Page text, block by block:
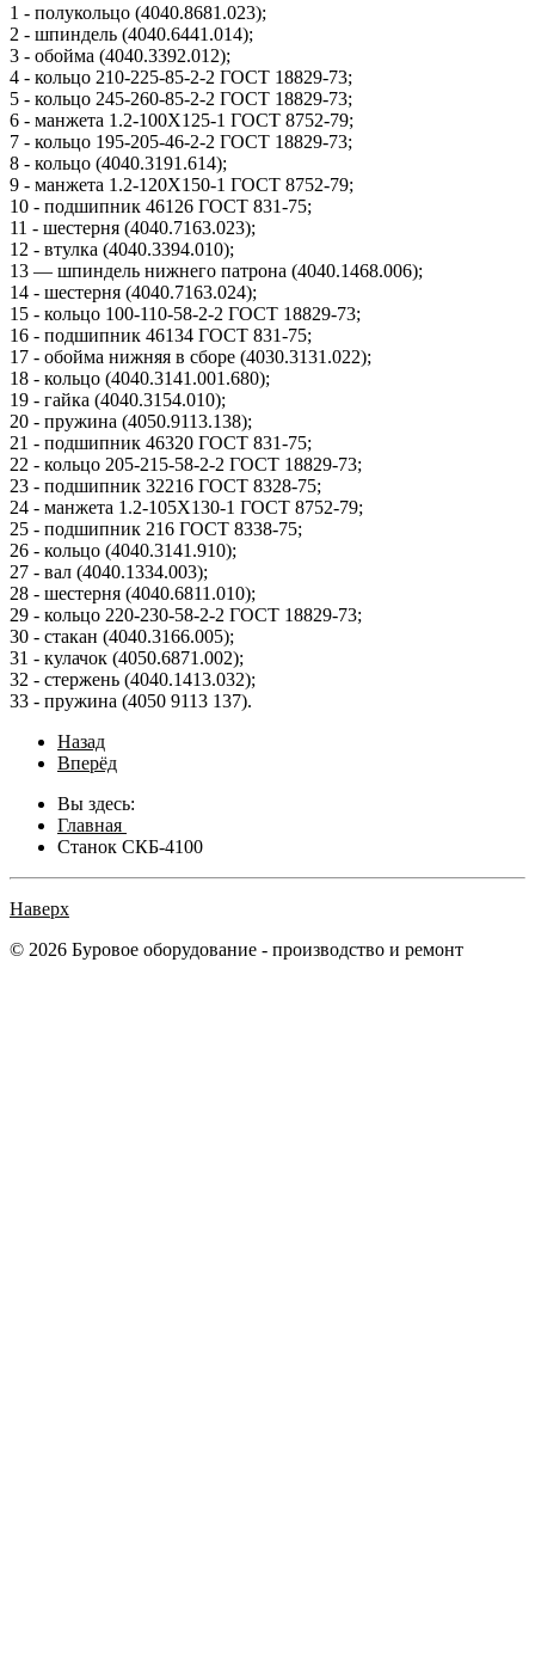
1 - полукольцо (4040.8681.023);
2 - шпиндель (4040.6441.014);
3 - обойма (4040.3392.012);
4 - кольцо 210-225-85-2-2 ГОСТ 18829-73;
5 - кольцо 245-260-85-2-2 ГОСТ 18829-73;
6 - манжета 1.2-100X125-1 ГОСТ 8752-79;
7 - кольцо 195-205-46-2-2 ГОСТ 18829-73;
8 - кольцо (4040.3191.614);
9 - манжета 1.2-120X150-1 ГОСТ 8752-79;
10 - подшипник 46126 ГОСТ 831-75;
11 - шестерня (4040.7163.023);
12 - втулка (4040.3394.010);
13 — шпиндель нижнего патрона (4040.1468.006);
14 - шестерня (4040.7163.024);
15 - кольцо 100-110-58-2-2 ГОСТ 18829-73;
16 - подшипник 46134 ГОСТ 831-75;
17 - обойма нижняя в сборе (4030.3131.022);
18 - кольцо (4040.3141.001.680);
19 - гайка (4040.3154.010);
20 - пружина (4050.9113.138);
21 - подшипник 46320 ГОСТ 831-75;
22 - кольцо 205-215-58-2-2 ГОСТ 18829-73;
23 - подшипник 32216 ГОСТ 8328-75;
24 - манжета 1.2-105X130-1 ГОСТ 8752-79;
25 - подшипник 216 ГОСТ 8338-75;
26 - кольцо (4040.3141.910);
27 - вал (4040.1334.003);
28 - шестерня (4040.6811.010);
29 - кольцо 220-230-58-2-2 ГОСТ 18829-73;
30 - стакан (4040.3166.005);
31 - кулачок (4050.6871.002);
32 - стержень (4040.1413.032);
33 - пружина (4050 9113 137).
Назад
Вперёд
Вы здесь:
Главная
Станок СКБ-4100
Наверх
© 2026 Буровое оборудование - производство и ремонт